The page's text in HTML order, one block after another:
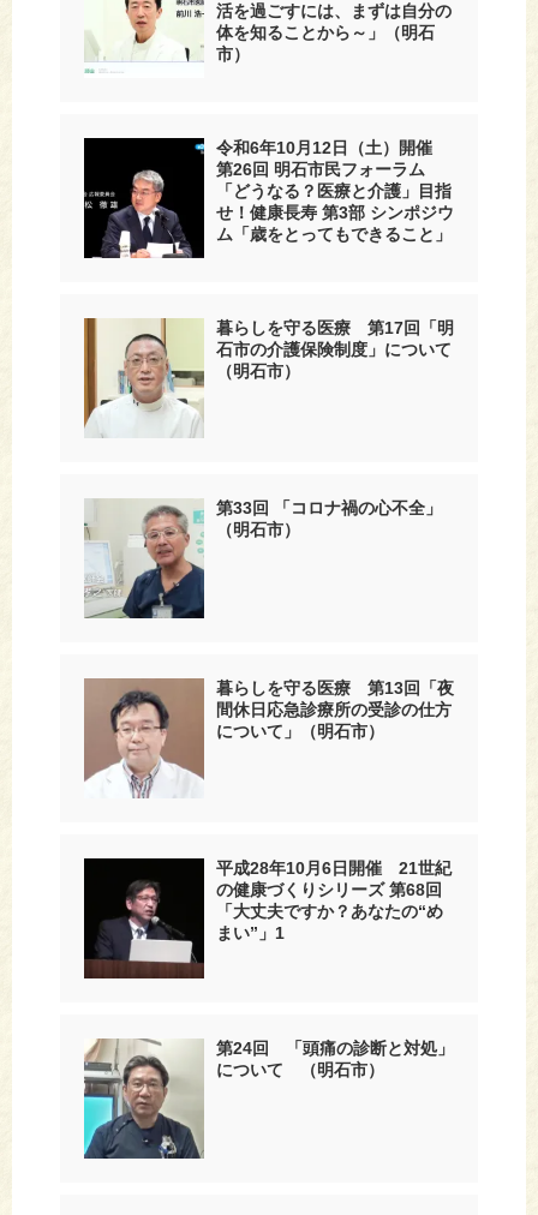
活を過ごすには、まずは自分の
体を知ることから～」（明石
市）
令和6年10月12日（土）開催
第26回 明石市民フォーラム
「どうなる？医療と介護」目指
せ！健康長寿 第3部 シンポジウ
ム「歳をとってもできること」
暮らしを守る医療 第17回「明
石市の介護保険制度」について
（明石市）
第33回 「コロナ禍の心不全」
（明石市）
暮らしを守る医療 第13回「夜
間休日応急診療所の受診の仕方
について」（明石市）
平成28年10月6日開催 21世紀
の健康づくりシリーズ 第68回
「大丈夫ですか？あなたの“め
まい”」1
第24回 「頭痛の診断と対処」
について （明石市）